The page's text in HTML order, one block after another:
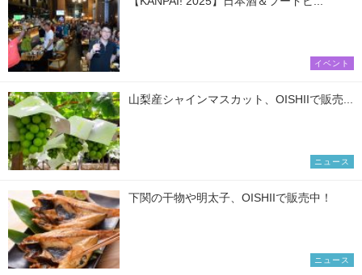
イベント
山梨産シャインマスカット、OISHIIで販売...
ニュース
下関の干物や明太子、OISHIIで販売中！
ニュース